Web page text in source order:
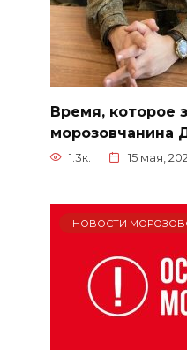
Время, которое
морозовчанина
1.3к. 15 мая,
НОВОСТИ